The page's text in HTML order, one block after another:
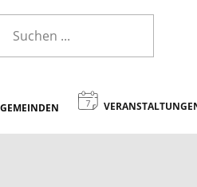
GEMEINDEN